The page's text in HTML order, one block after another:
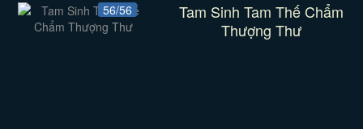
56/56
Tam Sinh Tam Thế Chẩm
Thượng Thư